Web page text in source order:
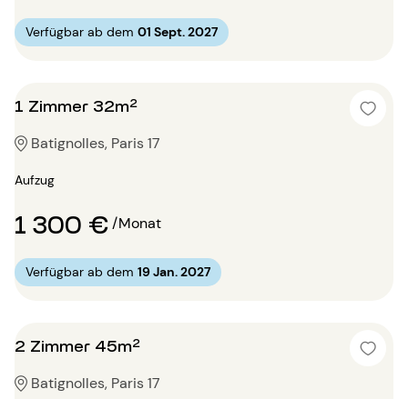
Verfügbar ab dem 01 Sept. 2027
1 Zimmer 32m²
Batignolles, Paris 17
Aufzug
1 300 €/Monat
Verfügbar ab dem 19 Jan. 2027
2 Zimmer 45m²
Batignolles, Paris 17